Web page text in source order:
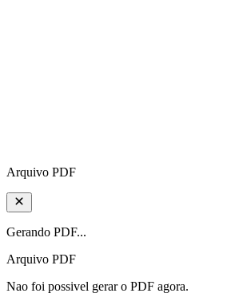
Arquivo PDF
Gerando PDF...
Arquivo PDF
Nao foi possivel gerar o PDF agora.